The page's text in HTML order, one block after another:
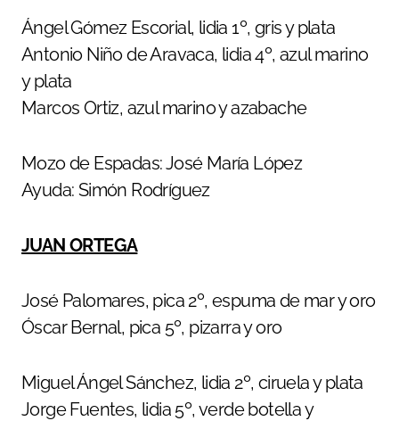
Ángel Gómez Escorial, lidia 1º, gris y plata
Antonio Niño de Aravaca, lidia 4º, azul marino
y plata
Marcos Ortiz, azul marino y azabache
Mozo de Espadas: José María López
Ayuda: Simón Rodríguez
JUAN ORTEGA
José Palomares, pica 2º, espuma de mar y oro
Óscar Bernal, pica 5º, pizarra y oro
Miguel Ángel Sánchez, lidia 2º, ciruela y plata
Jorge Fuentes, lidia 5º, verde botella y